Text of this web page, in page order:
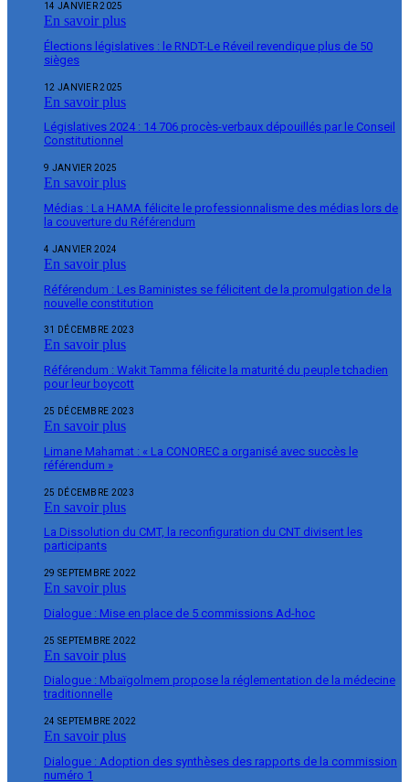
14 JANVIER 2025
En savoir plus
Élections législatives : le RNDT-Le Réveil revendique plus de 50
sièges
12 JANVIER 2025
En savoir plus
Législatives 2024 : 14 706 procès-verbaux dépouillés par le Conseil
Constitutionnel
9 JANVIER 2025
En savoir plus
Médias : La HAMA félicite le professionnalisme des médias lors de
la couverture du Référendum
4 JANVIER 2024
En savoir plus
Référendum : Les Baministes se félicitent de la promulgation de la
nouvelle constitution
31 DÉCEMBRE 2023
En savoir plus
Référendum : Wakit Tamma félicite la maturité du peuple tchadien
pour leur boycott
25 DÉCEMBRE 2023
En savoir plus
Limane Mahamat : « La CONOREC a organisé avec succès le
référendum »
25 DÉCEMBRE 2023
En savoir plus
La Dissolution du CMT, la reconfiguration du CNT divisent les
participants
29 SEPTEMBRE 2022
En savoir plus
Dialogue : Mise en place de 5 commissions Ad-hoc
25 SEPTEMBRE 2022
En savoir plus
Dialogue : Mbaïgolmem propose la réglementation de la médecine
traditionnelle
24 SEPTEMBRE 2022
En savoir plus
Dialogue : Adoption des synthèses des rapports de la commission
numéro 1